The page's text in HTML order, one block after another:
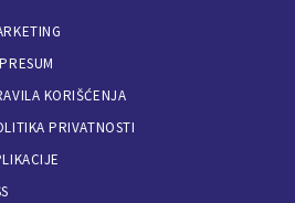
KORIŠĆENJA
PRIVATNOSTI